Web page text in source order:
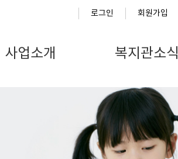
로그인 회원가입
사업소개 복지관소식